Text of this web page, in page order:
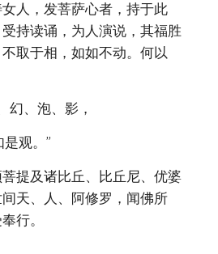
人，发菩萨心者，持于此
持读诵，为人演说，其福胜
取于相，如如不动。何以
幻、泡、影，
观。”
提及诸比丘、比丘尼、优婆
天、人、阿修罗，闻佛所
行。